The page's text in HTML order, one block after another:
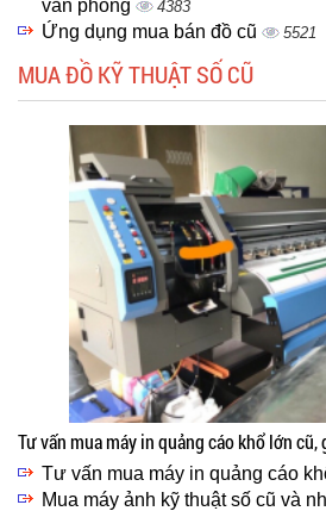
văn phòng
4383
Ứng dụng mua bán đồ cũ 5521
MUA ĐỒ KỸ THUẬT SỐ CŨ
Tư vấn mua máy in quảng cáo khổ lớn cũ,
Tư vấn mua máy in quảng cáo
Mua máy ảnh kỹ thuật số cũ và